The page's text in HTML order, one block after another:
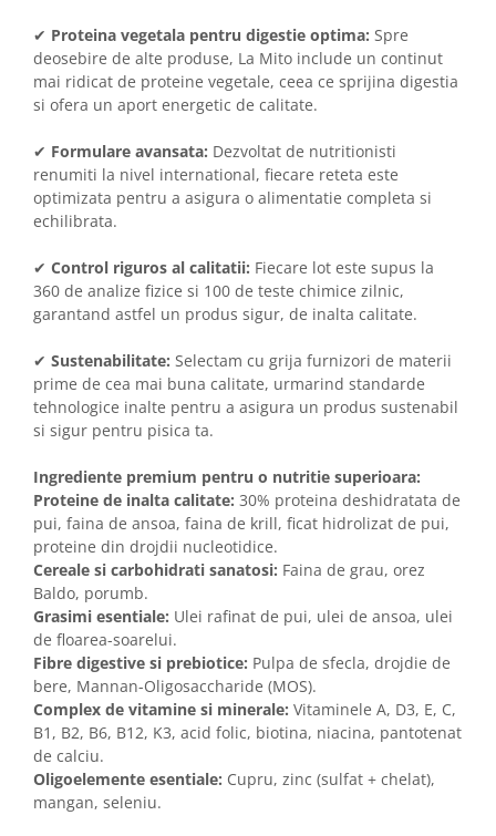
✔ Proteina vegetala pentru digestie optima: Spre
deosebire de alte produse, La Mito include un continut
mai ridicat de proteine vegetale, ceea ce sprijina digestia
si ofera un aport energetic de calitate.
✔ Formulare avansata: Dezvoltat de nutritionisti
renumiti la nivel international, fiecare reteta este
optimizata pentru a asigura o alimentatie completa si
echilibrata.
✔ Control riguros al calitatii: Fiecare lot este supus la
360 de analize fizice si 100 de teste chimice zilnic,
garantand astfel un produs sigur, de inalta calitate.
✔ Sustenabilitate: Selectam cu grija furnizori de materii
prime de cea mai buna calitate, urmarind standarde
tehnologice inalte pentru a asigura un produs sustenabil
si sigur pentru pisica ta.
Ingrediente premium pentru o nutritie superioara:
Proteine de inalta calitate: 30% proteina deshidratata de
pui, faina de ansoa, faina de krill, ficat hidrolizat de pui,
proteine din drojdii nucleotidice.
Cereale si carbohidrati sanatosi: Faina de grau, orez
Baldo, porumb.
Grasimi esentiale: Ulei rafinat de pui, ulei de ansoa, ulei
de floarea-soarelui.
Fibre digestive si prebiotice: Pulpa de sfecla, drojdie de
bere, Mannan-Oligosaccharide (MOS).
Complex de vitamine si minerale: Vitaminele A, D3, E, C,
B1, B2, B6, B12, K3, acid folic, biotina, niacina, pantotenat
de calciu.
Oligoelemente esentiale: Cupru, zinc (sulfat + chelat),
mangan, seleniu.